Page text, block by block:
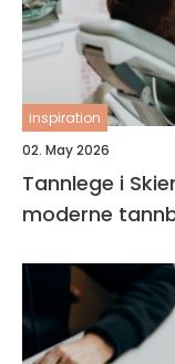
inspiration
02. May 2026
Tannlege i
moderne